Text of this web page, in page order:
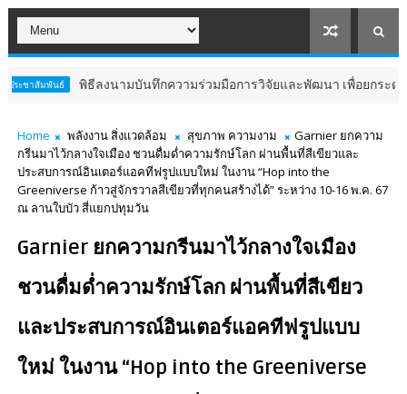
พิธีลงนามบันทึกความร่วมมือการวิจัยและพัฒนา เพื่อยกระดับ
Home พลังงาน สิ่งแวดล้อม สุขภาพ ความงาม
Garnier ยกความ
กรีนมาไว้กลางใจเมือง ชวนดื่มด่ำความรักษ์โลก ผ่านพื้นที่สีเขียวและ
ประสบการณ์อินเตอร์แอคทีฟรูปแบบใหม่ ในงาน “Hop into the
Greeniverse ก้าวสู่จักรวาลสีเขียวที่ทุกคนสร้างได้” ระหว่าง 10-16 พ.ค. 67
ณ ลานใบบัว สี่แยกปทุมวัน
Garnier ยกความกรีนมาไว้กลางใจเมือง
ชวนดื่มด่ำความรักษ์โลก ผ่านพื้นที่สีเขียว
และประสบการณ์อินเตอร์แอคทีฟรูปแบบ
ใหม่ ในงาน “Hop into the Greeniverse